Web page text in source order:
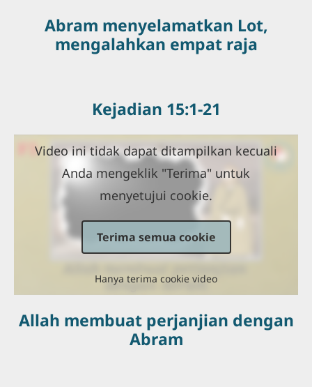
Abram menyelamatkan Lot,
mengalahkan empat raja
Kejadian 15:1-21
Video ini tidak dapat ditampilkan kecuali
Anda mengeklik "Terima" untuk
menyetujui cookie.
Terima semua cookie
Hanya terima cookie video
Allah membuat perjanjian dengan
Abram